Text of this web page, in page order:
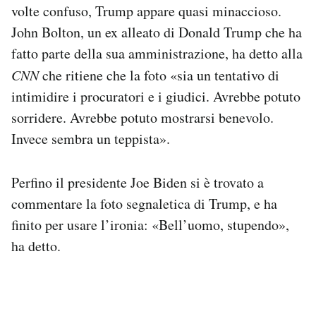
volte confuso, Trump appare quasi minaccioso.
John Bolton, un ex alleato di Donald Trump che ha
fatto parte della sua amministrazione, ha detto alla
CNNche ritiene che la foto «sia un tentativo di
intimidire i procuratori e i giudici. Avrebbe potuto
sorridere. Avrebbe potuto mostrarsi benevolo.
Invece sembra un teppista».
Perfino il presidente Joe Biden si è trovato a
commentare la foto segnaletica di Trump, e ha
finito per usare l’ironia: «Bell’uomo, stupendo»,
ha detto.